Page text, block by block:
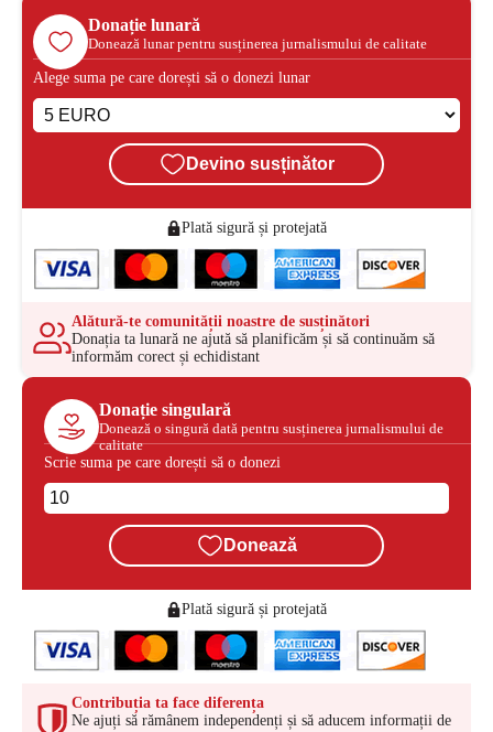
Donație lunară
Donează lunar pentru susținerea jurnalismului de calitate
Alege suma pe care dorești să o donezi lunar
Devino susținător
Plată sigură și protejată
Alătură-te comunității noastre de susținători
Donația ta lunară ne ajută să planificăm și să continuăm să
informăm corect și echidistant
Donație singulară
Donează o singură dată pentru susținerea jurnalismului de
calitate
Scrie suma pe care dorești să o donezi
Donează
Plată sigură și protejată
Contribuția ta face diferența
Ne ajuți să rămânem independenți și să aducem informații de